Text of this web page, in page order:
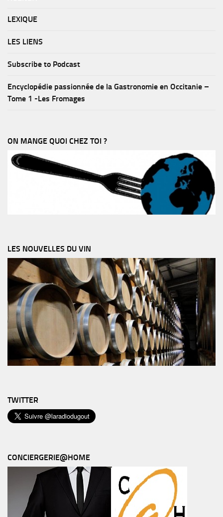
LEXIQUE
LES LIENS
Subscribe to Podcast
Encyclopédie passionnée de la Gastronomie en Occitanie –
Tome 1 -Les Fromages
ON MANGE QUOI CHEZ TOI ?
LES NOUVELLES DU VIN
TWITTER
CONCIERGERIE@HOME